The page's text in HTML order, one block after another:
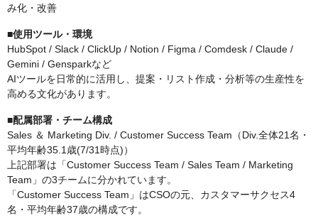
み化・改善
■使用ツール・環境
HubSpot / Slack / ClickUp / Notion / Figma / Comdesk / Claude /
Gemini / Gensparkなど
AIツールを日常的に活用し、提案・リスト作成・分析等の生産性を
高める文化があります。
■配属部署・チーム構成
Sales ＆ Marketing Div. / Customer Success Team（Div.全体21名・
平均年齢35.1歳(7/31時点)）
上記部署は「Customer Success Team / Sales Team / Marketing
Team」の3チームに分かれています。
「Customer Success Team」はCSOの元、カスタマーサクセス4
名・平均年齢37歳の構成です。